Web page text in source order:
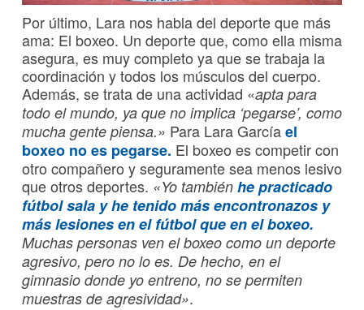
Por último, Lara nos habla del deporte que más
ama: El boxeo. Un deporte que, como ella misma
asegura, es muy completo ya que se trabaja la
coordinación y todos los músculos del cuerpo.
Además, se trata de una actividad «apta para
todo el mundo, ya que no implica ‘pegarse’, como
mucha gente piensa.» Para Lara Garcíael
boxeo no es pegarse. El boxeo es competir con
otro compañero y seguramente sea menos lesivo
que otros deportes. «Yo también he practicado
fútbol sala y he tenido más encontronazos y
más lesiones en el fútbol que en el boxeo.
Muchas personas ven el boxeo como un deporte
agresivo, pero no lo es. De hecho, en el
gimnasio donde yo entreno, no se permiten
muestras de agresividad».